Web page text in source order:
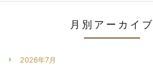
月別アーカイブ
2026年7月